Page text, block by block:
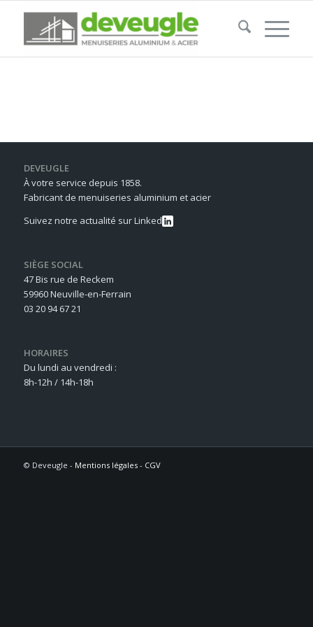
DEVEUGLE
À votre service depuis 1858.
Fabricant de menuiseries aluminium et acier
Suivez notre actualité sur Linked
SIÈGE SOCIAL
47 Bis rue de Reckem
59960 Neuville-en-Ferrain
03 20 94 67 21
HORAIRES
Du lundi au vendredi :
8h-12h / 14h-18h
© Deveugle - Mentions légales- CGV